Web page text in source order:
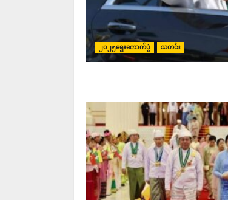
၂၀၂၅ရွေးကောက်ပွဲ သတင်း